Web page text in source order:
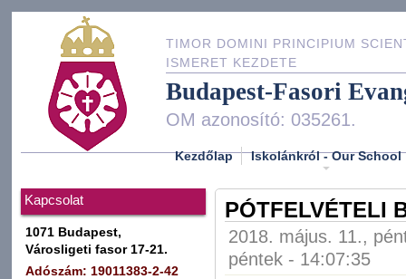
TIMOR DOMINI PRINCIPIUM
ISMERET KEZDETE
Budapest-Fasori
OM azonosító: 035261.
Kezdőlap Iskolánkról - Our School
Kapcsolat
1071 Budapest,
Városligeti fasor 17-21.
Adószám: 19011383-2-42
PÓTFELVÉTELI
2018. május. 11.,
péntek - 14:07:35